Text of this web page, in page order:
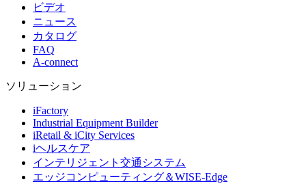
ビデオ
ニュース
カタログ
FAQ
A-connect
ソリューション
iFactory
Industrial Equipment Builder
iRetail & iCity Services
iヘルスケア
インテリジェント交通システム
エッジコンピューティング＆WISE-Edge